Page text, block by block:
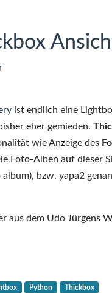
zu
mit
Lightbox
/
Thickbox
Ansicht
ist endlich eine
eher gemieden.
wie Anzeige des
Foto-Alben auf dieser
bzw. yapa2
aus dem Udo Jürgens
Python Thickbox